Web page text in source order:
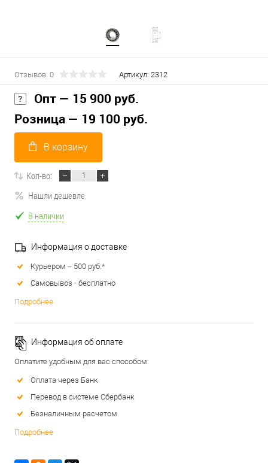
Отзывов: 0 Артикул: 2312
Опт — 15 900 руб.
Розница — 19 100 руб.
В корзину
Кол-во:
Нашли дешевле
В наличии
Информация о доставке
Курьером – 500 руб.*
Самовывоз - бесплатно
Подробнее
Информация об оплате
Оплатите удобным для вас способом:
Оплата через Банк
Перевод в системе Сбербанк
Безналичным расчетом
Подробнее